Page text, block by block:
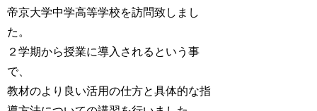
帝京大学中学高等学校を訪問致しまし
た。
２学期から授業に導入されるという事
で、
教材のより良い活用の仕方と具体的な指